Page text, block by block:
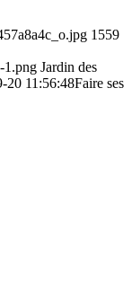
1559
1.png Jardin des
20 11:56:48Faire ses